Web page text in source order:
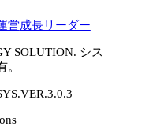
営成長リーダー
SOLUTION. シス